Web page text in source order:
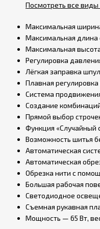
Посмотреть все
Максимальная
Максимальная длина
Максимальная
Регулировка
Лёгкая заправка
Плавная
Система
Создание
Прямой выбор
Функция «Случайный
Возможность шитья
Автоматическая
Автоматическая
Обрезка нити с
Большая рабочая
Светодиодное
Съемная рукавная
Мощность — 65 Вт,